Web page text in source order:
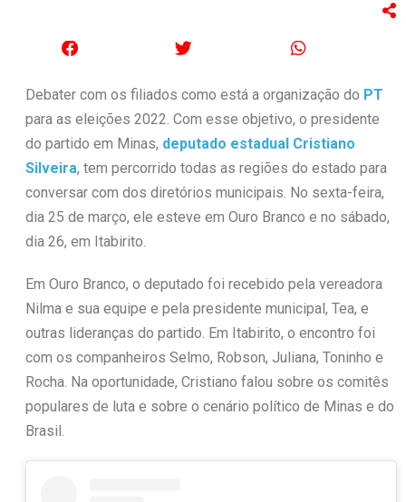
Debater com os filiados como está a organização do PT
para as eleições 2022. Com esse objetivo, o presidente
do partido em Minas, deputado estadual Cristiano
Silveira, tem percorrido todas as regiões do estado para
conversar com dos diretórios municipais. No sexta-feira,
dia 25 de março, ele esteve em Ouro Branco e no sábado,
dia 26, em Itabirito.
Em Ouro Branco, o deputado foi recebido pela vereadora
Nilma e sua equipe e pela presidente municipal, Tea, e
outras lideranças do partido. Em Itabirito, o encontro foi
com os companheiros Selmo, Robson, Juliana, Toninho e
Rocha. Na oportunidade, Cristiano falou sobre os comitês
populares de luta e sobre o cenário político de Minas e do
Brasil.